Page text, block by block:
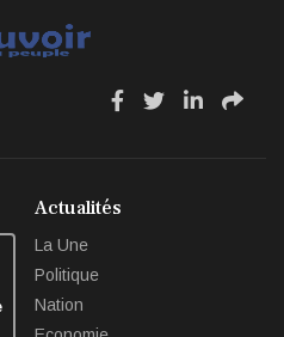
fa
fa
fa
fa
Actualités
La Une
Politique
Nation